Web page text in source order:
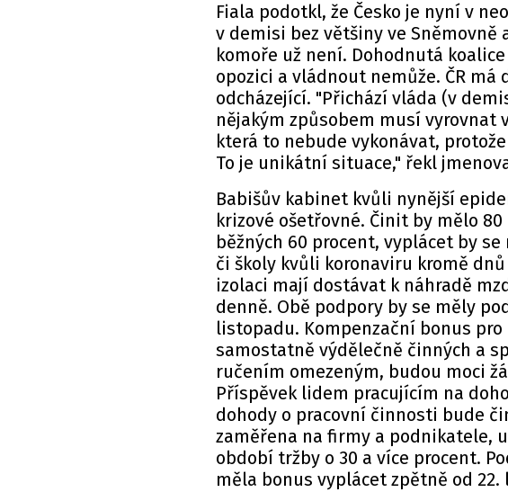
Fiala podotkl, že Česko je nyní v
v demisi bez většiny ve
komoře už není. Dohodnutá
opozici a vládnout nemůže. ČR
odcházející. "Přichází vláda (v
nějakým způsobem musí vyrovnat
která to nebude vykonávat,
To je unikátní situace," řekl
Babišův kabinet kvůli nynější
krizové ošetřovné. Činit by mělo
běžných 60 procent, vyplácet by
či školy kvůli koronaviru kromě
izolaci mají dostávat k náhradě
denně. Obě podpory by se měly
listopadu. Kompenzační bonus
samostatně výdělečně činných a
ručením omezeným, budou moci
Příspěvek lidem pracujícím na
dohody o pracovní činnosti bude
zaměřena na firmy a podnikatele,
období tržby o 30 a více procent.
měla bonus vyplácet zpětně od